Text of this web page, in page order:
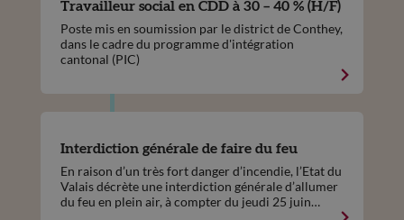
Travailleur social en CDD à 30 – 40 % (H/F)
Poste mis en soumission par le district de Conthey,
dans le cadre du programme d'intégration
cantonal (PIC)
Interdiction générale de faire du feu
En raison d’un très fort danger d’incendie, l’Etat du
Valais décrète une interdiction générale d’allumer
du feu en plein air, à compter du jeudi 25 juin